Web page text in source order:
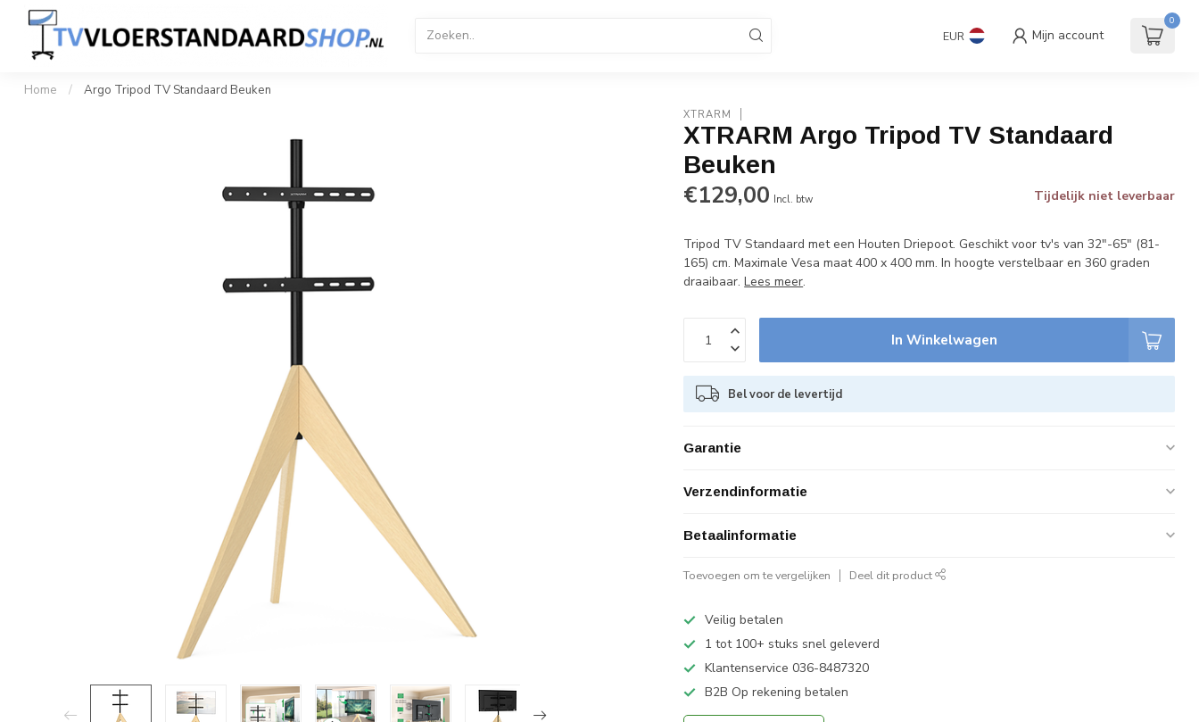
EUR Mijn account
0
Home
Home / Argo Tripod TV Standaard Beuken
XTRARM
XTRARM Argo Tripod TV Standaard
Beuken
€129,00 Incl. btw Tijdelijk niet leverbaar
Tripod TV Standaard met een Houten Driepoot. Geschikt voor tv's van 32"-65" (81-
165) cm. Maximale Vesa maat 400 x 400 mm. In hoogte verstelbaar en 360 graden
draaibaar.Lees meer.
In Winkelwagen
Bel voor de levertijd
Garantie
Verzendinformatie
Betaalinformatie
Toevoegen om te vergelijken Deel dit product
Veilig betalen
1 tot 100+ stuks snel geleverd
Klantenservice 036-8487320
B2B Op rekening betalen